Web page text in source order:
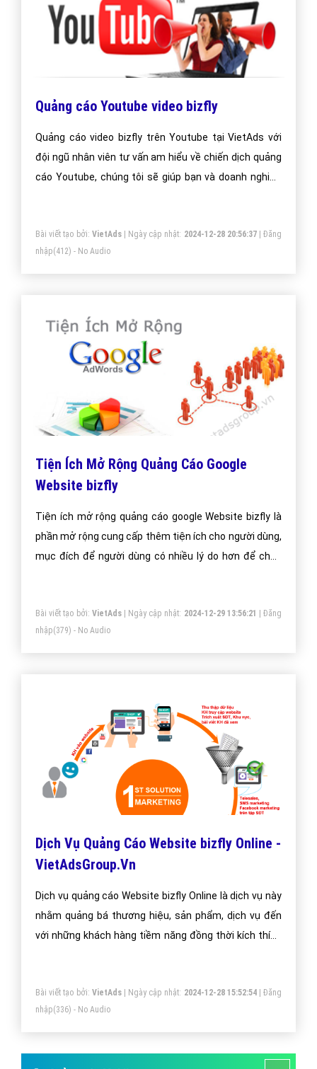
Quảng cáo Youtube video bizfly
Quảng cáo video bizfly trên Youtube tại VietAds với
đội ngũ nhân viên tư vấn am hiểu về chiến dịch quảng
cáo Youtube, chúng tôi sẽ giúp bạn và doanh nghiệp
Bài viết tạo bởi: VietAds| Ngày cập nhật: 2024-12-28 20:56:37|Đăng
nhập(412) - No Audio
Tiện Ích Mở Rộng Quảng Cáo Google
Website bizfly
Tiện ích mở rộng quảng cáo google Website bizfly là
phần mở rộng cung cấp thêm tiện ích cho người dùng,
mục đích để người dùng có nhiều lý do hơn để chọn
Bài viết tạo bởi: VietAds| Ngày cập nhật: 2024-12-29 13:56:21 |Đăng
nhập(379) - No Audio
Dịch Vụ Quảng Cáo Website bizfly Online -
VietAdsGroup.Vn
Dịch vụ quảng cáo Website bizfly Online là dịch vụ này
nhằm quảng bá thương hiệu, sản phẩm, dịch vụ đến
với những khách hàng tiềm năng đồng thời kích thích
Bài viết tạo bởi: VietAds| Ngày cập nhật: 2024-12-28 15:52:54|Đăng
nhập(336) - No Audio